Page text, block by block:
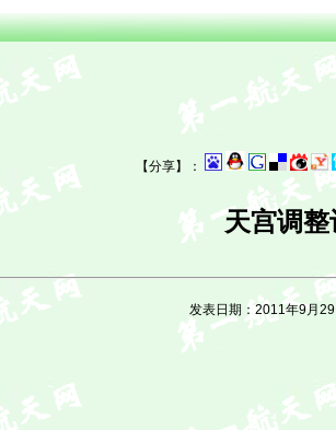
【分享】：
天宫调
发表日期：2011年9月